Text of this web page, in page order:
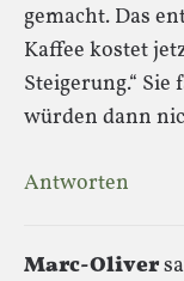
gemacht. Das
Kaffee kostet
Steigerung.“
würden dann
Antworten
Marc-Oliver